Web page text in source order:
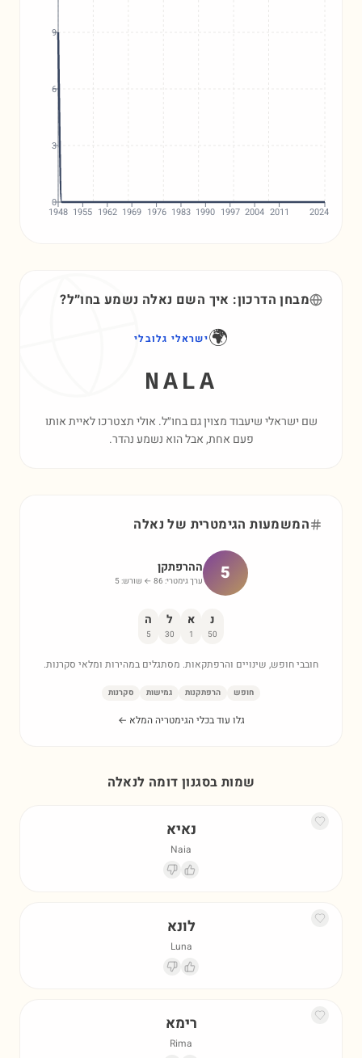
1948 1955 1962 1969 1976 1983 1990 1997 2004 2011 2024
0
3
6
9
מבחן הדרכון: איך השם נאלה נשמע בחו״ל?
🌍ישראלי גלובלי
NALA
שם ישראלי שיעבוד מצוין גם בחו״ל. אולי תצטרכו לאיית אותו
פעם אחת, אבל הוא נשמע נהדר.
המשמעות הגימטרית של נאלה
5 ההרפתקן
ערך גימטרי: 86 ← שורש: 5
נ
50
א
1
ל
30
ה
5
חובבי חופש, שינויים והרפתקאות. מסתגלים במהירות ומלאי סקרנות.
חופש הרפתקנות גמישות סקרנות
גלו עוד בכלי הגימטריה המלא ←
שמות בסגנון דומה לנאלה
נאיא
Naia
לונא
Luna
רימא
Rima